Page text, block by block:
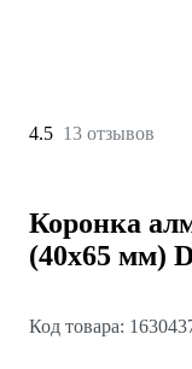
4.5 13 отзывов
Коронка
(40х65 мм)
Код товара: